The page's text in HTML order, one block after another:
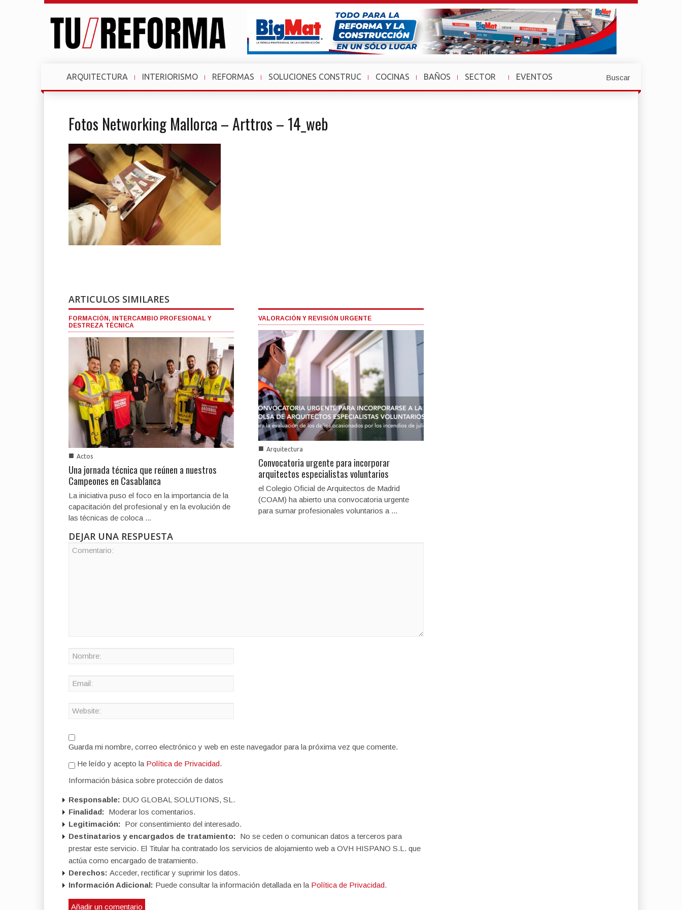
ARQUITECTURA INTERIORISMO REFORMAS SOLUCIONES CONSTRUC COCINAS BAÑOS
SECTOR
»
EVENTOS
»
Buscar
Fotos Networking Mallorca – Arttros – 14_web
ARTICULOS SIMILARES
FORMACIÓN, INTERCAMBIO PROFESIONAL Y
DESTREZA TÉCNICA
■ Actos
Una jornada técnica que reúnen a nuestros
Campeones en Casablanca
La iniciativa puso el foco en la importancia de la
capacitación del profesional y en la evolución de
las técnicas de coloca ...
VALORACIÓN Y REVISIÓN URGENTE
■ Arquitectura
Convocatoria urgente para incorporar
arquitectos especialistas voluntarios
el Colegio Oficial de Arquitectos de Madrid
(COAM) ha abierto una convocatoria urgente
para sumar profesionales voluntarios a ...
DEJAR UNA RESPUESTA
Guarda mi nombre, correo electrónico y web en este navegador para la próxima vez que comente.
He leído y acepto la Política de Privacidad.
Información básica sobre protección de datos
Responsable: DUO GLOBAL SOLUTIONS, SL.
Finalidad: Moderar los comentarios.
Legitimación: Por consentimiento del interesado.
Destinatarios y encargados de tratamiento: No se ceden o comunican datos a terceros para
prestar este servicio. El Titular ha contratado los servicios de alojamiento web a OVH HISPANO S.L. que
actúa como encargado de tratamiento.
Derechos: Acceder, rectificar y suprimir los datos.
Información Adicional: Puede consultar la información detallada en la Política de Privacidad.